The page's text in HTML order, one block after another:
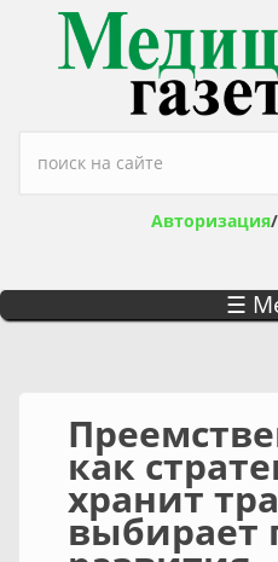
Перейти к основному
Форма поиска
Авторизация/
☰
как
хранит
выбирает